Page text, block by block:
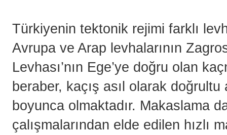
Türkiyenin tektonik rejimi farklı
Avrupa ve Arap levhalarının
Levhası’nın Ege’ye doğru olan
beraber, kaçış asıl olarak
boyunca olmaktadır. Makaslama
çalışmalarından elde edilen hızlı